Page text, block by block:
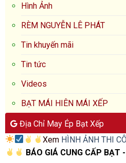
Hình Ảnh
RÈM NGUYỄN LÊ PHÁT
Tin khuyến mãi
Tin tức
Videos
BẠT MÁI HIÊN MÁI XẾP
Địa Chỉ May Ép Bạt Xếp
Xem HÌNH ẢNH THI
BÁO GIÁ CUNG CẤP BẠT